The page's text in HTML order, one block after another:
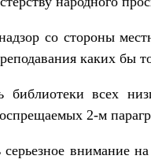
со стороны
каких бы
библиотеки всех
2-м
внимание